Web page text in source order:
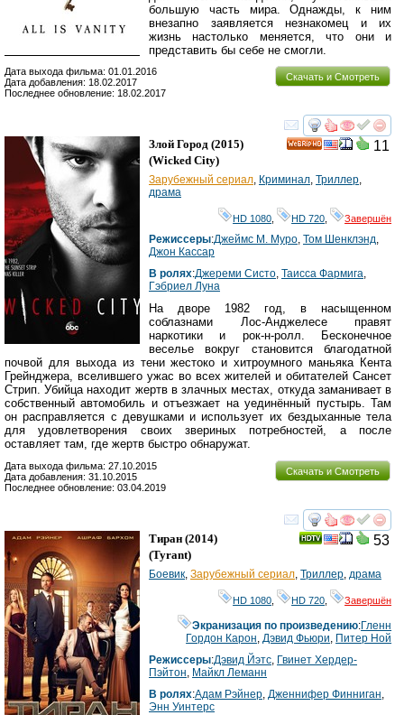
большую часть мира. Однажды, к ним
внезапно заявляется незнакомец и их
жизнь настолько меняется, что они и
представить бы себе не смогли.
Скачать и Смотреть
Дата выхода фильма: 01.01.2016
Дата добавления: 18.02.2017
Последнее обновление: 18.02.2017
смотреть
11
Злой Город (2015)
(Wicked City)
Зарубежный сериал, Криминал, Триллер,
драма
HD 1080 HD 720 Завершён
Режиссеры:Джеймс М. Муро, Том Шенклэнд,
Джон Кассар
В ролях:Джереми Систо, Таисса Фармига,
Гэбриел Луна
На дворе 1982 год, в насыщенном
соблазнами Лос-Анджелесе правят
наркотики и рок-н-ролл. Бесконечное
веселье вокруг становится благодатной
почвой для выхода из тени жестоко и хитроумного маньяка Кента
Грейнджера, вселившего ужас во всех жителей и обитателей Сансет
Стрип. Убийца находит жертв в злачных местах, откуда заманивает в
собственный автомобиль и отъезжает на уединённый пустырь. Там
он расправляется с девушками и использует их бездыханные тела
для удовлетворения своих звериных потребностей, а после
оставляет там, где жертв быстро обнаружат.
Скачать и Смотреть
Дата выхода фильма: 27.10.2015
Дата добавления: 31.10.2015
Последнее обновление: 03.04.2019
смотреть
53
Тиран (2014)
(Tyrant)
Боевик, Зарубежный сериал, Триллер, драма
HD 1080 HD 720 Завершён
Экранизация по произведению:Гленн
Гордон Карон,Дэвид Фьюри, Питер Ной
Режиссеры:Дэвид Йэтс, Гвинет Хердер-
Пэйтон, Майкл Леманн
В ролях:Адам Рэйнер, Дженнифер Финниган,
Энн Уинтерс